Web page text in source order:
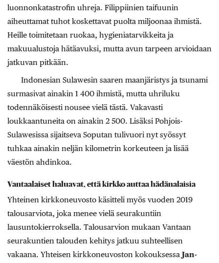
luonnonkatastrofin uhreja. Filippiinien taifuunin
aiheuttamat tuhot koskettavat puolta miljoonaa ihmistä.
Heille toimitetaan ruokaa, hygieniatarvikkeita ja
makuualustoja hätäavuksi, mutta avun tarpeen arvioidaan
jatkuvan pitkään.
Indonesian Sulawesin saaren maanjäristys ja tsunami
surmasivat ainakin 1 400 ihmistä, mutta uhriluku
todennäköisesti nousee vielä tästä. Vakavasti
loukkaantuneita on ainakin 2 500. Lisäksi Pohjois-
Sulawesissa sijaitseva Soputan tulivuori nyt syössyt
tuhkaa ainakin neljän kilometrin korkeuteen ja lisää
väestön ahdinkoa.
Vantaalaiset haluavat, että kirkko auttaa hädänalaisia
Yhteinen kirkkoneuvosto käsitteli myös vuoden 2019
talousarviota, joka menee vielä seurakuntiin
lausuntokierroksella. Talousarvion mukaan Vantaan
seurakuntien talouden kehitys jatkuu suhteellisen
vakaana. Yhteisen kirkkoneuvoston kokouksessa Jan-